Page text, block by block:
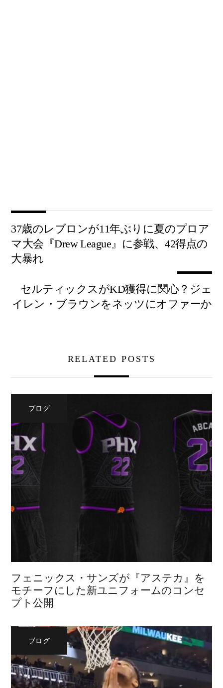
37歳のレブロンが11年ぶりに夏のプロア
マ大会『Drew League』に参戦、42得点の
大暴れ
セルティックスがKD獲得に関心？ジェ
イレン・ブラウンをネッツにオファーか
RELATED POSTS
ブログ
フェニックス・サンズが『アステカ』を
モチーフにした新ユニフォームのコンセ
プト公開
ブログ